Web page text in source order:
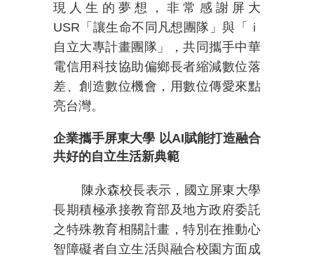
現人生的夢想，非常感謝屏大
USR 「讓生命不同凡想團隊」與「ｉ
自立大專計畫團隊」，共同攜手中華
電信用科技協助偏鄉長者縮減數位落
差、創造數位機會，用數位傳愛來點
亮台灣。
企業攜手屏東大學 以AI賦能打造融合
共好的自立生活新典範
陳永森校長表示，國立屏東大學
長期積極承接教育部及地方政府委託
之特殊教育相關計畫，特別在推動心
智障礙者自立生活與融合校園方面成